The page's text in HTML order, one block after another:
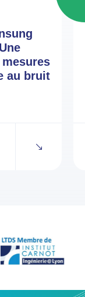
au bruit